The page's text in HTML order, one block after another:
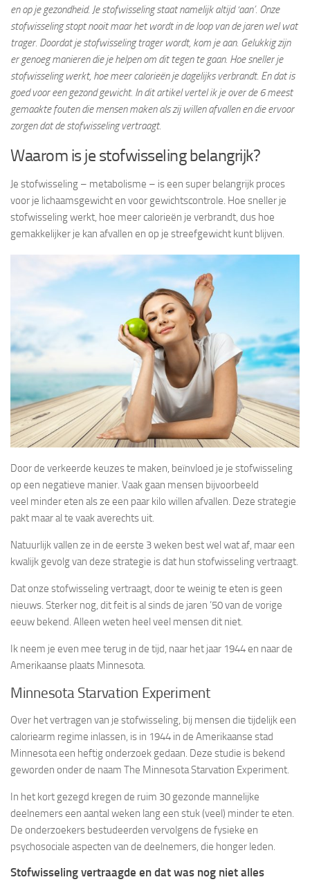
en op je gezondheid. Je stofwisseling staat namelijk altijd ‘aan’. Onze
stofwisseling stopt nooit maar het wordt in de loop van de jaren wel wat
trager. Doordat je stofwisseling trager wordt, kom je aan. Gelukkig zijn
er genoeg manieren die je helpen om dit tegen te gaan. Hoe sneller je
stofwisseling werkt, hoe meer calorieën je dagelijks verbrandt. En dat is
goed voor een gezond gewicht. In dit artikel vertel ik je over de 6 meest
gemaakte fouten die mensen maken als zij willen afvallen en die ervoor
zorgen dat de stofwisseling vertraagt.
Waarom is je stofwisseling belangrijk?
Je stofwisseling – metabolisme – is een super belangrijk proces
voor je lichaamsgewicht en voor gewichtscontrole. Hoe sneller je
stofwisseling werkt, hoe meer calorieën je verbrandt, dus hoe
gemakkelijker je kan afvallen en op je streefgewicht kunt blijven.
Door de verkeerde keuzes te maken, beïnvloed je je stofwisseling
op een negatieve manier. Vaak gaan mensen bijvoorbeeld
veel minder eten als ze een paar kilo willen afvallen. Deze strategie
pakt maar al te vaak averechts uit.
Natuurlijk vallen ze in de eerste 3 weken best wel wat af, maar een
kwalijk gevolg van deze strategie is dat hun stofwisseling vertraagt.
Dat onze stofwisseling vertraagt, door te weinig te eten is geen
nieuws. Sterker nog, dit feit is al sinds de jaren ’50 van de vorige
eeuw bekend. Alleen weten heel veel mensen dit niet.
Ik neem je even mee terug in de tijd, naar het jaar 1944 en naar de
Amerikaanse plaats Minnesota.
Minnesota Starvation Experiment
Over het vertragen van je stofwisseling, bij mensen die tijdelijk een
caloriearm regime inlassen, is in 1944 in de Amerikaanse stad
Minnesota een heftig onderzoek gedaan. Deze studie is bekend
geworden onder de naam The Minnesota Starvation Experiment.
In het kort gezegd kregen de ruim 30 gezonde mannelijke
deelnemers een aantal weken lang een stuk (veel) minder te eten.
De onderzoekers bestudeerden vervolgens de fysieke en
psychosociale aspecten van de deelnemers, die honger leden.
Stofwisseling vertraagde en dat was nog niet alles